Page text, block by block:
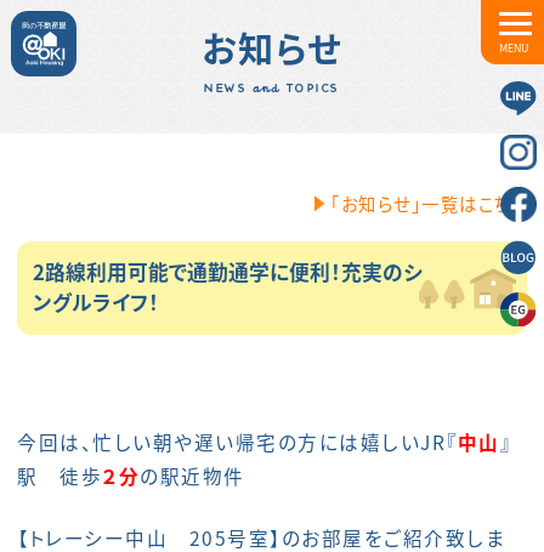
MENU
お知らせ
NEWS and TOPICS
「お知らせ」一覧はこちら
2路線利用可能で通勤通学に便利！充実のシ
ングルライフ！
今回は、忙しい朝や遅い帰宅の方には嬉しいJR『中山 』
駅 徒歩２分の駅近物件
【トレーシー中山 205号室】のお部屋をご紹介致しま